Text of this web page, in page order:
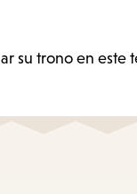
su trono en este